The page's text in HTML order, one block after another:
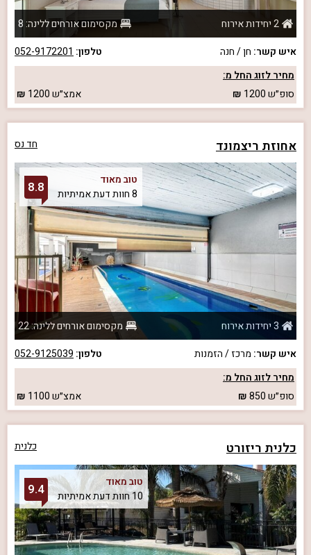
2 יחידות אירוח
מקסימום אורחים ללינה: 8
איש קשר: חן / חנה טלפון: 052-9172201
מחיר לזוג החל מ:
סופ״ש1200 אמצ״ש1200
אחוזת ריצמונד חד נס
טוב מאוד
8 חוות דעת אמיתיות
8.8
3 יחידות אירוח
מקסימום אורחים ללינה: 22
איש קשר: מרכז / הזמנות טלפון: 052-9125039
מחיר לזוג החל מ:
סופ״ש850 אמצ״ש1100
כלנית ריזורט כלנית
טוב מאוד
10 חוות דעת אמיתיות
9.4